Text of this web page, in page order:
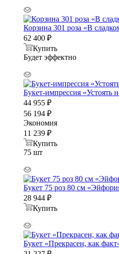
Корзина 301 роза «В
62 400 ₽
Купить
Будет эффектно
Букет-импрессия «Устоять
44 955 ₽
56 194 ₽
Экономия
11 239 ₽
Купить
75 шт
Букет 75 роз 80 см
28 944 ₽
Купить
Букет «Прекрасен, как